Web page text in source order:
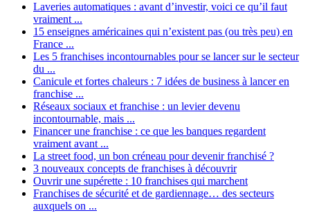
Laveries automatiques : avant d’investir, voici ce qu’il faut
vraiment ...
15 enseignes américaines qui n’existent pas (ou très peu) en
France ...
Les 5 franchises incontournables pour se lancer sur le secteur
du ...
Canicule et fortes chaleurs : 7 idées de business à lancer en
franchise ...
Réseaux sociaux et franchise : un levier devenu
incontournable, mais ...
Financer une franchise : ce que les banques regardent
vraiment avant ...
La street food, un bon créneau pour devenir franchisé ?
3 nouveaux concepts de franchises à découvrir
Ouvrir une supérette : 10 franchises qui marchent
Franchises de sécurité et de gardiennage… des secteurs
auxquels on ...